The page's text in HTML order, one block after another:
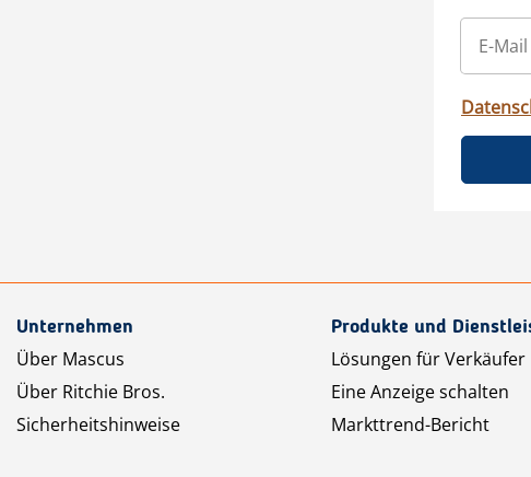
Unternehmen
Über Mascus
Über Ritchie Bros.
Sicherheitshinweise
Produkte und
Lösungen für Verkäufer
Eine Anzeige schalten
Markttrend-Bericht